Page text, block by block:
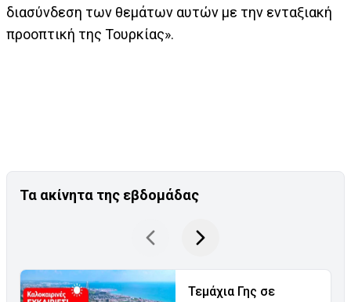
διασύνδεση των θεμάτων αυτών με την ενταξιακή
προοπτική της Τουρκίας».
Τα ακίνητα της εβδομάδας
Τεμάχια Γης σε